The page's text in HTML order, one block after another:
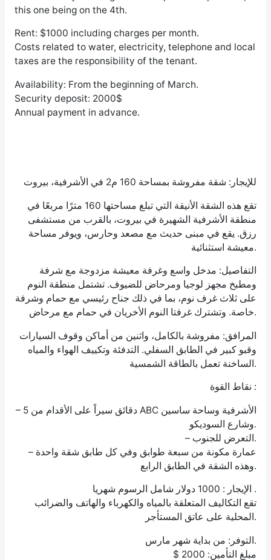
this one being on the 4th.
Rent: $1000 including charges per month.
Costs related to water, electricity, telephone and local
taxes are the responsibility of the tenant.
Availability: From the beginning of March.
Security deposit: 2000$
Annual payment in advance.
للإيجار: شقة مفروشة بمساحة 160 م2 في الأشرفية، بيروت
تقع هذه الشقة الأنيقة التي تبلغ مساحتها 160 مترًا مربعًا في
منطقة الأشرفية الشهيرة في بيروت، بالقرب من مستشفى
رزق. يقع في مبنى حديث مع مصعد وحارس، ويوفر مساحة
معيشة استثنائية.
التفاصيل: مدخل واسع وغرفة معيشة مزدوجة مع شرفة
ومطبخ مجهز لوجيا ومرحاض للضيوف. تشتمل منطقة النوم
على ثلاث غرف نوم، بما في ذلك جناح رئيسي مع حمام وشرفة
خاصة. وتشترك غرفتا النوم الأخريان في حمام مع مرحاض.
المرافق: مفروشة بالكامل، واثنين من أماكن وقوف السيارات
وقبو كبير في الطابق السفلي. التدفئة وتكييف الهواء والمياه
الساخنة تعمل بالطاقة الشمسية.
نقاط القوة :
– 5 دقائق سيراً على الأقدام من ABC الأشرفية وساحة ساسين
وشارع السوديكو.
– التعرض للجنوب.
– عمارة مكونة من سبعة طوابق وفي كل طابق شقة واحدة
وهذه الشقة في الطابق الرابع.
الإيجار : 1000 دولار شامل الرسوم شهريا .
تقع التكاليف المتعلقة بالمياه والكهرباء والهاتف والضرائب
المحلية على عاتق المستأجر.
التوفر: من بداية شهر مارس.
$ مبلغ التأمين: 2000